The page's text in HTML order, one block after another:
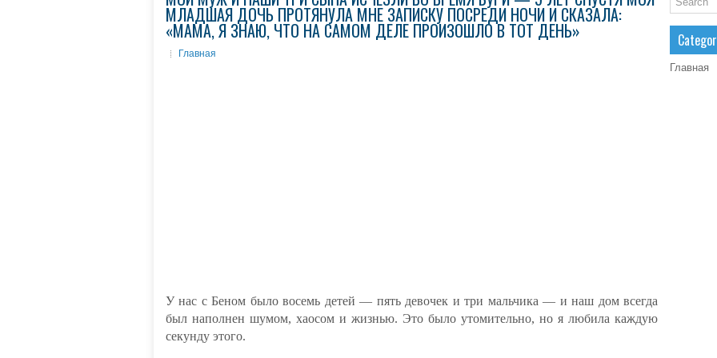
МЛАДШАЯ ДОЧЬ ПРОТЯНУЛА МНЕ ЗАПИСКУ ПОСРЕДИ НОЧИ И СКАЗАЛА:
«МАМА, Я ЗНАЮ, ЧТО НА САМОМ ДЕЛЕ ПРОИЗОШЛО В ТОТ ДЕНЬ»
Главная
У нас с Беном было восемь детей — пять девочек и три мальчика — и наш дом всегда
был наполнен шумом, хаосом и жизнью. Это было утомительно, но я любила каждую
секунду этого.
Главная